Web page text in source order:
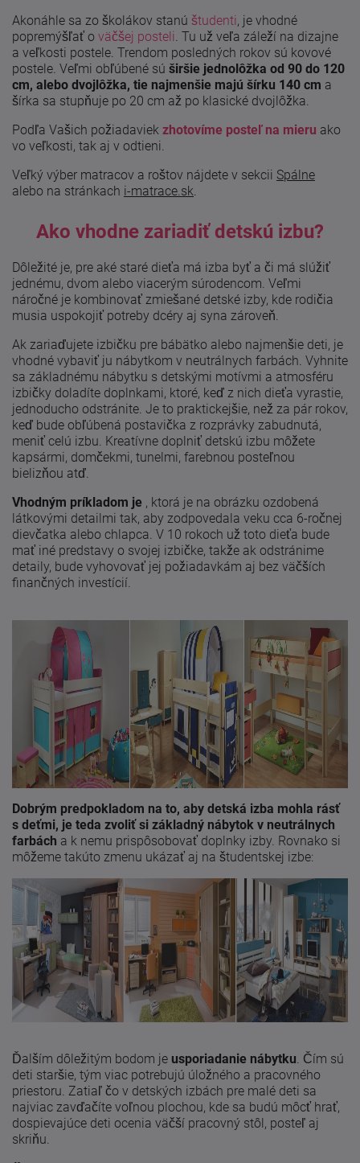
Akonáhle sa zo školákov stanú študenti, je vhodné
popremýšľať o väčšej posteli. Tu už veľa záleží na dizajne
a veľkosti postele. Trendom posledných rokov sú kovové
postele. Veľmi obľúbené sú širšie jednolôžka od 90 do 120
cm, alebo dvojlôžka, tie najmenšie majú šírku 140 cm a
šírka sa stupňuje po 20 cm až po klasické dvojlôžka.
Podľa Vašich požiadaviek zhotovíme posteľ na mieru ako
vo veľkosti, tak aj v odtieni.
Veľký výber matracov a roštov nájdete v sekcii Spálne
alebo na stránkach i-matrace.sk.
Ako vhodne zariadiť detskú izbu?
Dôležité je, pre aké staré dieťa má izba byť a či má slúžiť
jednému, dvom alebo viacerým súrodencom. Veľmi
náročné je kombinovať zmiešané detské izby, kde rodičia
musia uspokojiť potreby dcéry aj syna zároveň.
Ak zariaďujete izbičku pre bábätko alebo najmenšie deti, je
vhodné vybaviť ju nábytkom v neutrálnych farbách. Vyhnite
sa základnému nábytku s detskými motívmi a atmosféru
izbičky doladíte doplnkami, ktoré, keď z nich dieťa vyrastie,
jednoducho odstránite. Je to praktickejšie, než za pár rokov,
keď bude obľúbená postavička z rozprávky zabudnutá,
meniť celú izbu. Kreatívne doplniť detskú izbu môžete
kapsármi, domčekmi, tunelmi, farebnou posteľnou
bielizňou atď.
Vhodným príkladom je , ktorá je na obrázku ozdobená
látkovými detailmi tak, aby zodpovedala veku cca 6-ročnej
dievčatka alebo chlapca. V 10 rokoch už toto dieťa bude
mať iné predstavy o svojej izbičke, takže ak odstránime
detaily, bude vyhovovať jej požiadavkám aj bez väčších
finančných investícií.
Dobrým predpokladom na to, aby detská izba mohla rásť
s deťmi, je teda zvoliť si základný nábytok v neutrálnych
farbách a k nemu prispôsobovať doplnky izby. Rovnako si
môžeme takúto zmenu ukázať aj na študentskej izbe:
Ďalším dôležitým bodom je usporiadanie nábytku. Čím sú
deti staršie, tým viac potrebujú úložného a pracovného
priestoru. Zatiaľ čo v detských izbách pre malé deti sa
najviac zavďačíte voľnou plochou, kde sa budú môcť hrať,
dospievajúce deti ocenia väčší pracovný stôl, posteľ aj
skriňu.